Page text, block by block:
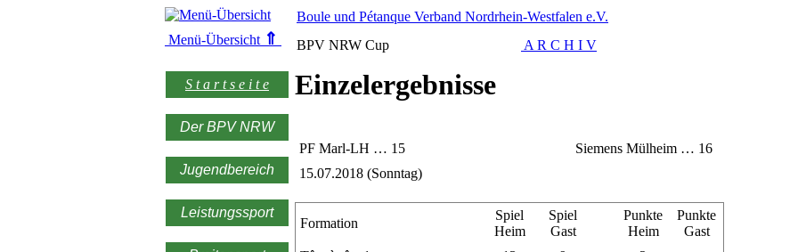
Menü-Übersicht ⇑
S t a r t s e i t e
Der BPV NRW
Jugendbereich
Leistungssport
Boule und Pétanque Verband Nordrhein-Westfalen e.V.
BPV NRW Cup
A R C H I V
Einzelergebnisse
PF Marl-LH … 15
Siemens Mülheim … 16
15.07.2018 (Sonntag)
Formation
Spiel
Heim
Spiel
Gast
Punkte
Heim
Punkte
Gast